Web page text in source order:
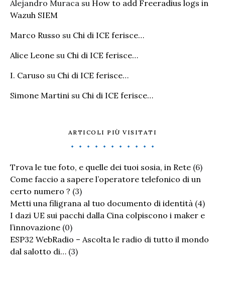
Alejandro Muraca su How to add Freeradius logs in
Wazuh SIEM
Marco Russo su Chi di ICE ferisce…
Alice Leone su Chi di ICE ferisce…
I. Caruso su Chi di ICE ferisce…
Simone Martini su Chi di ICE ferisce…
ARTICOLI PIÙ VISITATI
Trova le tue foto, e quelle dei tuoi sosia, in Rete (6)
Come faccio a sapere l’operatore telefonico di un
certo numero ? (3)
Metti una filigrana al tuo documento di identità (4)
I dazi UE sui pacchi dalla Cina colpiscono i maker e
l’innovazione (0)
ESP32 WebRadio – Ascolta le radio di tutto il mondo
dal salotto di… (3)